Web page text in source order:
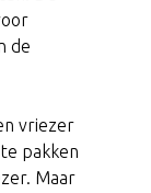
de
vriezer
pakken
Maar